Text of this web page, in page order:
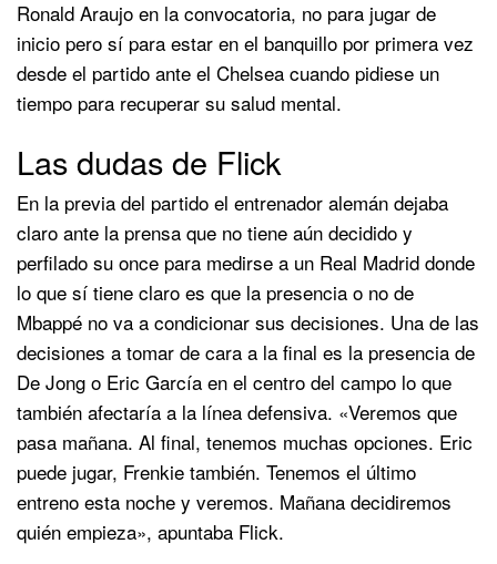
Ronald Araujo en la convocatoria, no para jugar de
inicio pero sí para estar en el banquillo por primera vez
desde el partido ante el Chelsea cuando pidiese un
tiempo para recuperar su salud mental.
Las dudas de Flick
En la previa del partido el entrenador alemán dejaba
claro ante la prensa que no tiene aún decidido y
perfilado su once para medirse a un Real Madrid donde
lo que sí tiene claro es que la presencia o no de
Mbappé no va a condicionar sus decisiones. Una de las
decisiones a tomar de cara a la final es la presencia de
De Jong o Eric García en el centro del campo lo que
también afectaría a la línea defensiva. «Veremos que
pasa mañana. Al final, tenemos muchas opciones. Eric
puede jugar, Frenkie también. Tenemos el último
entreno esta noche y veremos. Mañana decidiremos
quién empieza», apuntaba Flick.